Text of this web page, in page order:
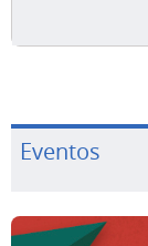
Eventos